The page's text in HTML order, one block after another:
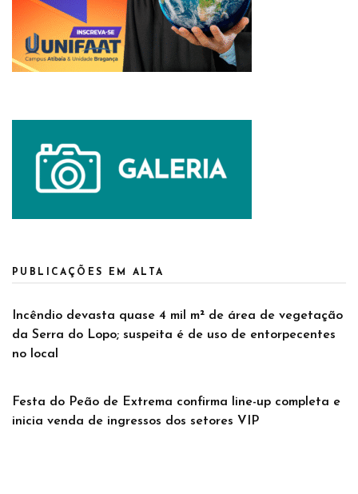
PUBLICAÇÕES EM ALTA
Incêndio devasta quase 4 mil m² de área de vegetação
da Serra do Lopo; suspeita é de uso de entorpecentes
no local
Festa do Peão de Extrema confirma line-up completa e
inicia venda de ingressos dos setores VIP